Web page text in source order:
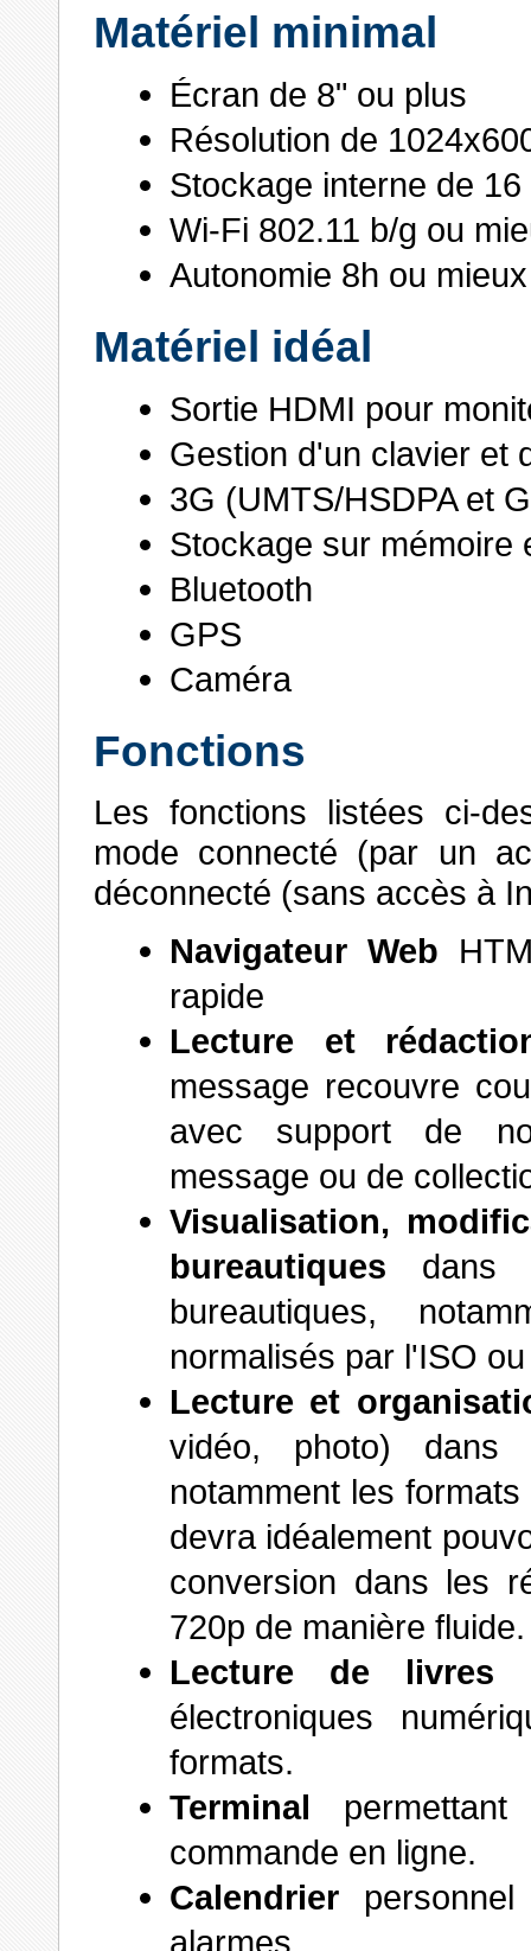
Matériel minimal
Écran de 8" ou plus
Résolution de
Stockage interne de
Wi-Fi 802.11 b/g ou
Autonomie 8h ou mieux
Matériel idéal
Sortie HDMI pour
Gestion d'un clavier et
3G (UMTS/HSDPA et
Stockage sur mémoire
Bluetooth
GPS
Caméra
Fonctions
Les fonctions listées ci-
mode connecté (par un
déconnecté (sans accès à
Navigateur Web
rapide
Lecture et
message recouvre
avec support de
message ou de
Visualisation,
bureautiques dans
bureautiques,
normalisés par l'ISO
Lecture et
vidéo, photo) dans
notamment les
devra idéalement
conversion dans les
720p de manière fluide.
Lecture de livres
électroniques
formats.
Terminal
commande en ligne.
Calendrier
alarmes.